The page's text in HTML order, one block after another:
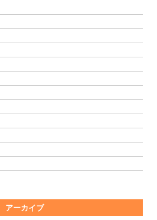
アーカイブ